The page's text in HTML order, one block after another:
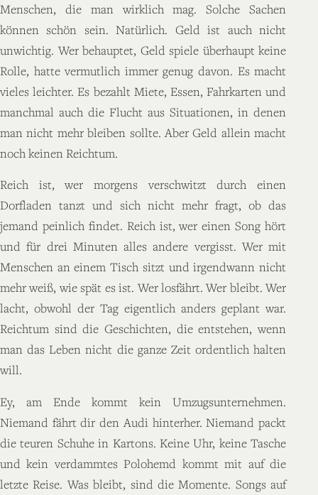
Menschen, die man wirklich mag. Solche Sachen
können schön sein. Natürlich. Geld ist auch nicht
unwichtig. Wer behauptet, Geld spiele überhaupt keine
Rolle, hatte vermutlich immer genug davon. Es macht
vieles leichter. Es bezahlt Miete, Essen, Fahrkarten und
manchmal auch die Flucht aus Situationen, in denen
man nicht mehr bleiben sollte. Aber Geld allein macht
noch keinen Reichtum.
Reich ist, wer morgens verschwitzt durch einen
Dorfladen tanzt und sich nicht mehr fragt, ob das
jemand peinlich findet. Reich ist, wer einen Song hört
und für drei Minuten alles andere vergisst. Wer mit
Menschen an einem Tisch sitzt und irgendwann nicht
mehr weiß, wie spät es ist. Wer losfährt. Wer bleibt. Wer
lacht, obwohl der Tag eigentlich anders geplant war.
Reichtum sind die Geschichten, die entstehen, wenn
man das Leben nicht die ganze Zeit ordentlich halten
will.
Ey, am Ende kommt kein Umzugsunternehmen.
Niemand fährt dir den Audi hinterher. Niemand packt
die teuren Schuhe in Kartons. Keine Uhr, keine Tasche
und kein verdammtes Polohemd kommt mit auf die
letzte Reise. Was bleibt, sind die Momente. Songs auf